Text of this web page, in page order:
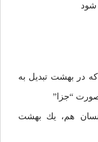
شود
در بهشت تبديل به
صورت “جزا”
هم، يك بهشت